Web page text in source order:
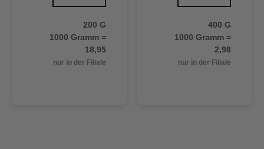
200 G
1000 Gramm =
18,95
nur in der Filiale
400 G
1000 Gramm =
2,98
nur in der Filiale